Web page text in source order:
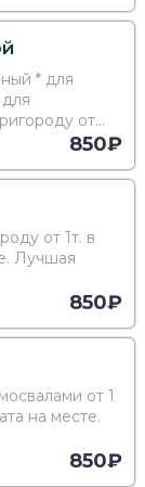
* для
от
доставка!
850₽
от 1т. в
850₽
850₽